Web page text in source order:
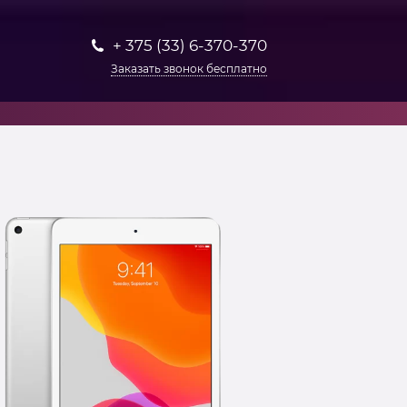
+ 375 (33) 6-370-370
Заказать звонок бесплатно